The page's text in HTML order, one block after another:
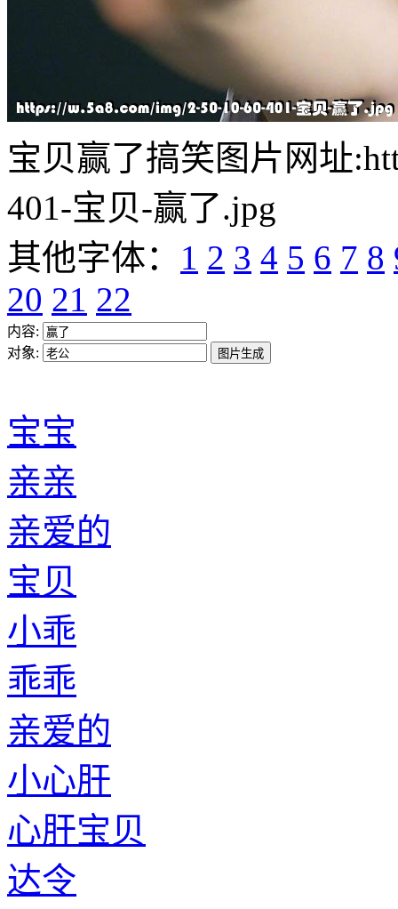
宝贝赢了搞笑图片网址
401-宝贝-赢了.jpg
其他字体： 1 2 3 4 5 6 7 8
20 21 22
内容:
对象:
宝宝
亲亲
亲爱的
宝贝
小乖
乖乖
亲爱的
小心肝
心肝宝贝
达令